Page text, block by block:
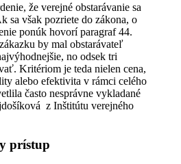
že verejné obstarávanie sa
sa však pozriete do zákona, o
ponúk hovorí paragraf 44.
by mal obstarávateľ
no odsek tri
Kritériom je teda nielen cena,
alebo efektivita v rámci celého
často nesprávne vykladané
z Inštitútu verejného
prístup